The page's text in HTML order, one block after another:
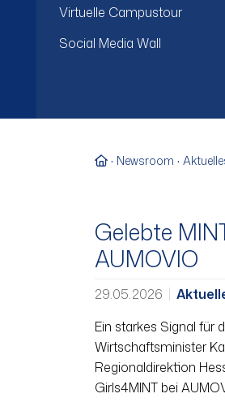
Virtuelle Campustour
Social Media Wall
Zur Startseite
Newsroom
Gelebte
AUMOVIO
29.05.2026
Ein starkes Signal für
Wirtschaftsminister
Regionaldirektion
Girls4MINT bei